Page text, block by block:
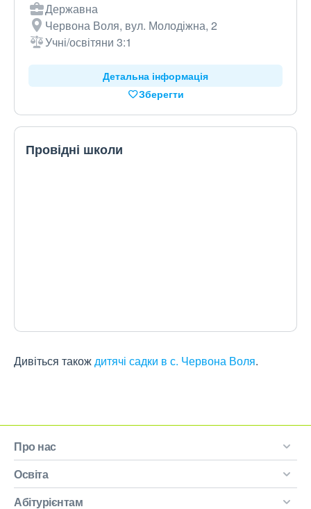
Державна
Червона Воля, вул. Молодіжна, 2
Учні/освітяни 3:1
Детальна інформація
Зберегти
Провідні школи
Дивіться такождитячі садки в с. Червона Воля.
Про нас
Освіта
Абітурієнтам